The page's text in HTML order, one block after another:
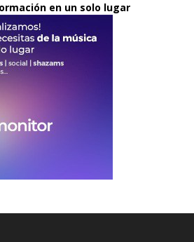
en un solo lugar